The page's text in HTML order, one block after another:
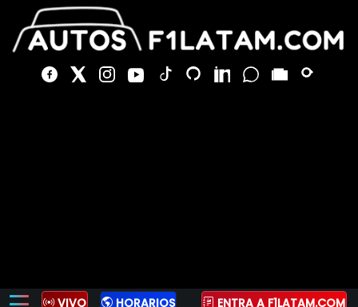
VIVO HORARIOS ENTRA A F1LATAM.COM